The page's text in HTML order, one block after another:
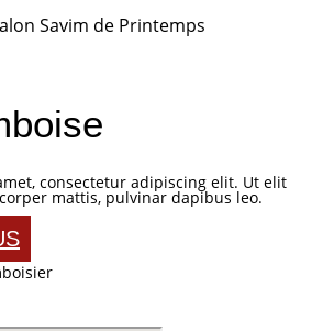
Savim de Printemps
consectetur adipiscing elit. Ut elit
mattis, pulvinar dapibus leo.